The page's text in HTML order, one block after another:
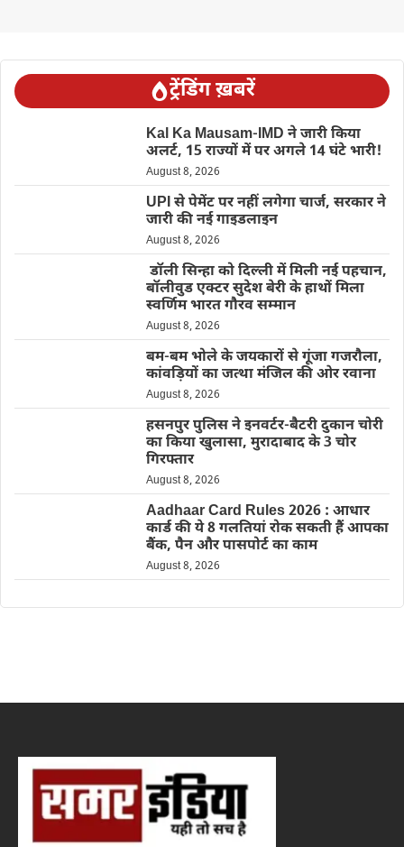
ट्रेंडिंग ख़बरें
Kal Ka Mausam-IMD ने जारी किया
अलर्ट, 15 राज्यों में पर अगले 14 घंटे भारी!
August 8, 2026
UPI से पेमेंट पर नहीं लगेगा चार्ज, सरकार ने
जारी की नई गाइडलाइन
August 8, 2026
डॉली सिन्हा को दिल्ली में मिली नई पहचान,
बॉलीवुड एक्टर सुदेश बेरी के हाथों मिला
स्वर्णिम भारत गौरव सम्मान
August 8, 2026
बम-बम भोले के जयकारों से गूंजा गजरौला,
कांवड़ियों का जत्था मंजिल की ओर रवाना
August 8, 2026
हसनपुर पुलिस ने इनवर्टर-बैटरी दुकान चोरी
का किया खुलासा, मुरादाबाद के 3 चोर
गिरफ्तार
August 8, 2026
Aadhaar Card Rules 2026 : आधार
कार्ड की ये 8 गलतियां रोक सकती हैं आपका
बैंक, पैन और पासपोर्ट का काम
August 8, 2026